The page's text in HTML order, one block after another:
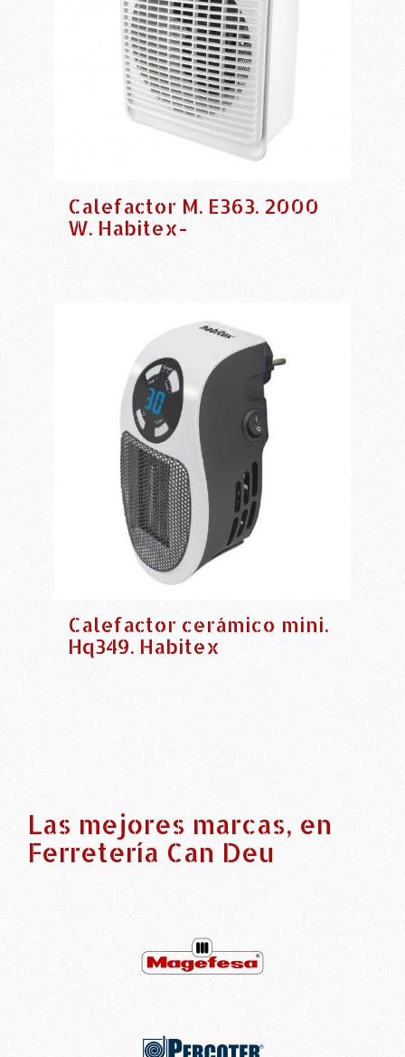
Calefactor M. E363. 2000
W. Habitex-
Calefactor cerámico mini.
Hq349. Habitex
Las mejores marcas, en
Ferretería Can Deu